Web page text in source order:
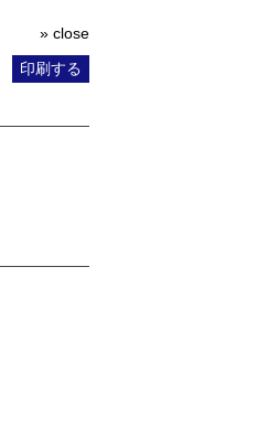
» close
印刷する